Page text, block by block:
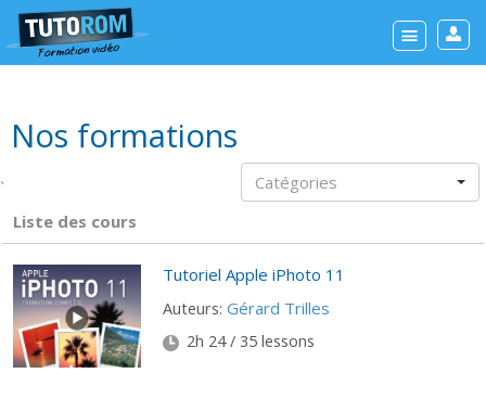
Nos formations
`
Catégories
Liste des cours
Tutoriel Apple iPhoto 11
Auteurs: Gérard Trilles
2h 24 / 35 lessons